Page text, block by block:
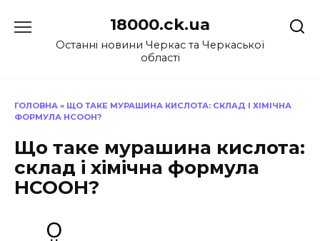
до
18000.ck.ua
Останні новини Черкас та Черкаської
області
ГОЛОВНА » ЩО ТАКЕ МУРАШИНА КИСЛОТА: СКЛАД І ХІМІЧНА
ФОРМУЛА HCOOH?
Що таке мурашина кислота:
склад і хімічна формула
HCOOH?